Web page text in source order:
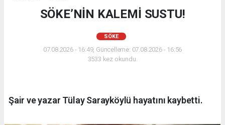
SÖKE’NİN KALEMİ SUSTU!
SÖKE
07.08.2026 - 16:49, Güncelleme: 07.08.2026 - 16:56
3533 kez okundu.
Şair ve yazar Tülay Sarayköylü hayatını kaybetti.